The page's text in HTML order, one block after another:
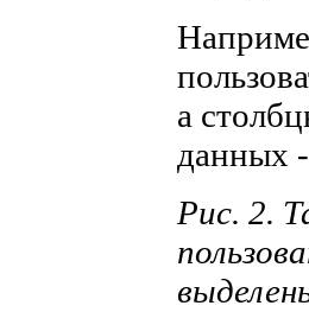
а
данных
Рис. 2.